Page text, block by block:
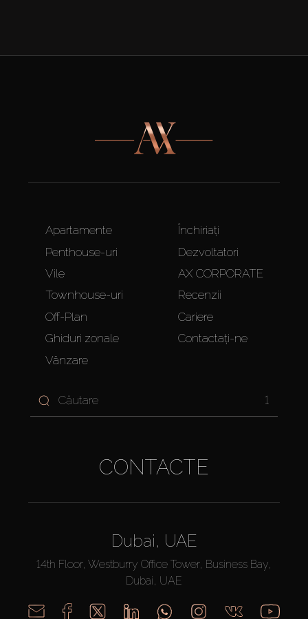
Apartamente
Penthouse-uri
Vile
Townhouse-uri
Off-Plan
Ghiduri zonale
Vânzare
Închiriați
Dezvoltatori
AX CORPORATE
Recenzii
Cariere
Contactați-ne
1
CONTACTE
Dubai, UAE
14th Floor, Westburry Office Tower, Business Bay,
Dubai, UAE